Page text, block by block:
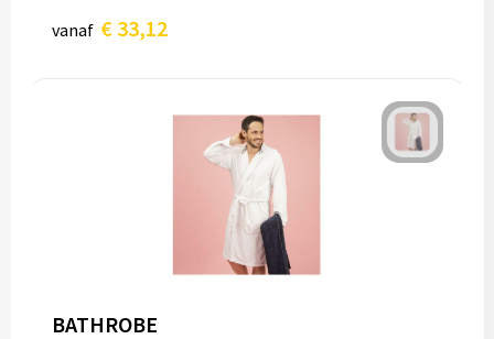
vanaf € 33,12
BATHROBE